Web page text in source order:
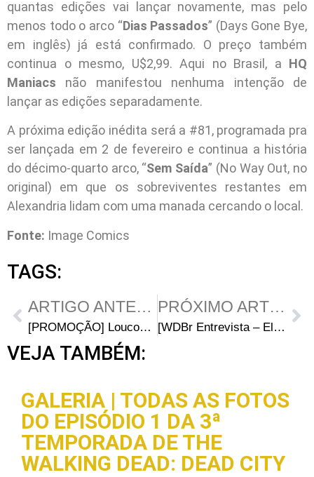
quantas edições vai lançar novamente, mas pelo
menos todo o arco “Dias Passados” (Days Gone Bye,
em inglês) já está confirmado. O preço também
continua o mesmo, U$2,99. Aqui no Brasil, a HQ
Maniacs não manifestou nenhuma intenção de
lançar as edições separadamente.
A próxima edição inédita será a #81, programada pra
ser lançada em 2 de fevereiro e continua a história
do décimo-quarto arco, “Sem Saída” (No Way Out, no
original) em que os sobreviventes restantes em
Alexandria lidam com uma manada cercando o local.
Fonte: Image Comics
TAGS:
ARTIGO ANTERIOR
[PROMOÇÃO] Loucos por Séries
PRÓXIMO ARTIGO
[WDBr Entrevista – Elenco] Chandler Riggs (Carl Grimes)
VEJA TAMBÉM:
GALERIA | TODAS AS FOTOS
DO EPISÓDIO 1 DA 3ª
TEMPORADA DE THE
WALKING DEAD: DEAD CITY